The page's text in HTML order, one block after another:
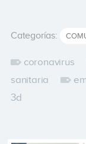
Categorías:
coronavirus
sanitaria
3d